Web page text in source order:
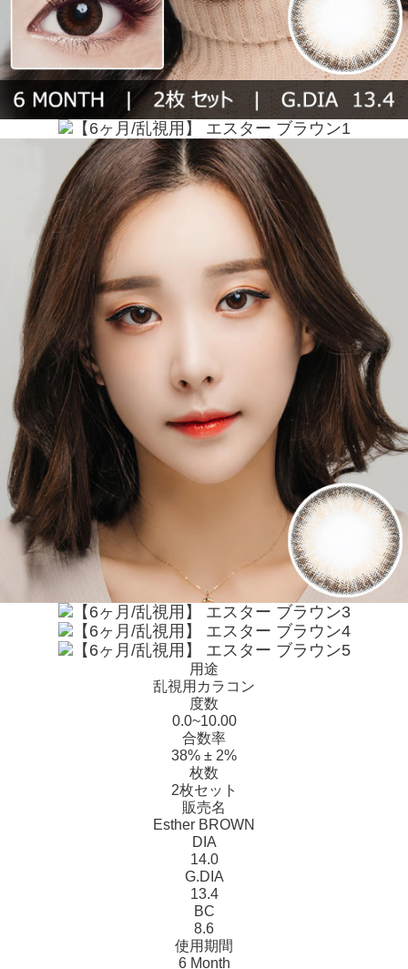
用途
乱視用カラコン
度数
0.0~10.00
合数率
38% ± 2%
枚数
2枚セット
販売名
Esther BROWN
DIA
14.0
G.DIA
13.4
BC
8.6
使用期間
6 Month